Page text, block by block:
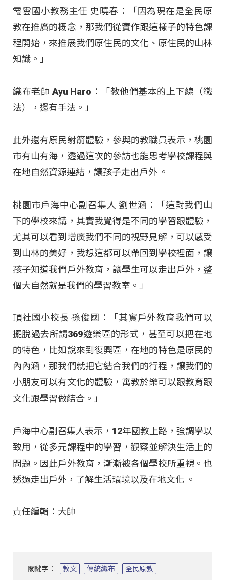
霞雲國小教務主任 史曉春：「因為現在是全民原
教在推廣的概念，那我們從實作跟這樣子的特色課
程開始，來推展我們原住民的文化、原住民的山林
知識。」
織布老師 Ayu Haro：「教他們基本的上下線（織
法），還有手法。」
此外還有原民射箭體驗，參與的教職員表示，桃園
市有山有海，透過這次的參訪也能思考學校課程與
在地自然資源連結，讓孩子走出戶外 。
桃園市戶海中心副召集人 劉世涵：「這對我們山
下的學校來講，其實我覺得是不同的學習跟體驗，
尤其可以看到增廣我們不同的視野見解，可以感受
到山林的美好，我想這都可以帶回到學校裡面，讓
孩子知道我們戶外教育，讓學生可以走出戶外，整
個大自然就是我們的學習教室。」
頂社國小校長 孫俊國：「其實戶外教育我們可以
擺脫過去所謂369遊樂區的形式，甚至可以把在地
的特色，比如說來到復興區，在地的特色是原民的
內內涵，那我們就把它結合我們的行程，讓我們的
小朋友可以有文化的體驗，寓教於樂可以跟教育跟
文化跟學習做結合。」
戶海中心副召集人表示，12年國教上路，強調學以
致用，從多元課程中的學習，觀察並解決生活上的
問題。因此戶外教育，漸漸被各個學校所重視。也
透過走出戶外，了解生活環境以及在地文化 。
責任編輯：大帥
關鍵字： 教文 傳統織布 全民原教